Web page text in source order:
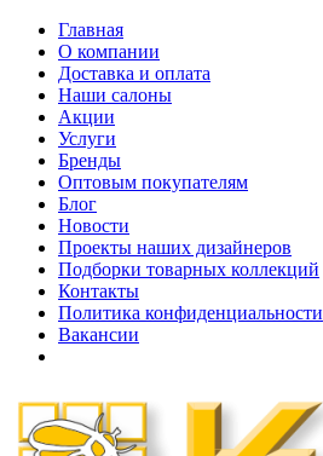
Главная
О компании
Доставка и оплата
Наши cалоны
Акции
Услуги
Бренды
Оптовым покупателям
Блог
Новости
Проекты наших дизайнеров
Подборки товарных коллекций
Контакты
Политика конфиденциальности
Вакансии